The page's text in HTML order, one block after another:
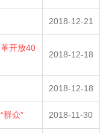
2018-12-21
开放40
2018-12-18
2018-12-18
群众” 2018-11-30